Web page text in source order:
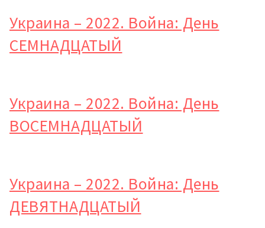
Украина – 2022. Война: День
СЕМНАДЦАТЫЙ
Украина – 2022. Война: День
ВОСЕМНАДЦАТЫЙ
Украина – 2022. Война: День
ДЕВЯТНАДЦАТЫЙ